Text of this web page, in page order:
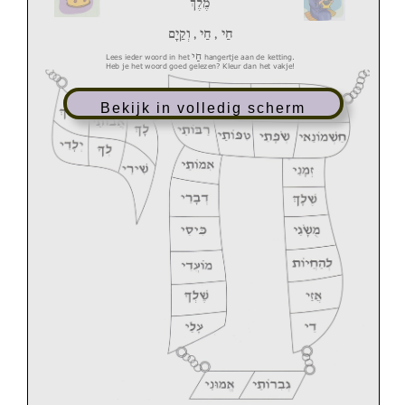
Bekijk in volledig scherm
חַי , חַי וְקַיָם
Lees ieder woord in het חַי hangertje aan de ketting.
Heb je het woord goed gelezen? Kleur dan het vakje!